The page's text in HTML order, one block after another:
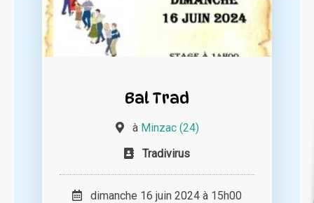
Bal Trad
à Minzac (24)
Tradivirus
dimanche 16 juin 2024 à 15h00